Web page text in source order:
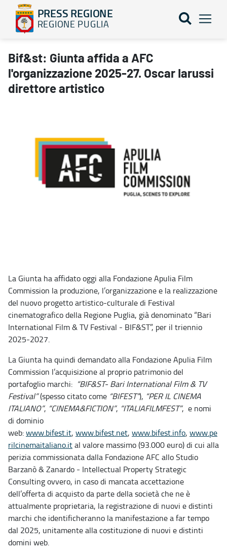
PRESS REGIONE
REGIONE PUGLIA
Bif&st: Giunta affida a AFC l'organizzazione 2025-27. Oscar
Bif&st: Giunta affida a AFC
l'organizzazione 2025-27. Oscar Iarussi
direttore artistico
La Giunta ha affidato oggi alla Fondazione Apulia Film
Commission la produzione, l’organizzazione e la realizzazione
del nuovo progetto artistico-culturale di Festival
cinematografico della Regione Puglia, già denominato “Bari
International Film & TV Festival - BIF&ST”, per il triennio
2025-2027.
La Giunta ha quindi demandatoalla Fondazione Apulia Film
Commission l’acquisizione al proprio patrimonio del
portafoglio marchi: “BIF&ST- Bari International Film & TV
Festival”(spesso citato come “BIFEST”), “PER IL CINEMA
ITALIANO”, “CINEMA&FICTION”, “ITALIAFILMFEST”, e nomi
di dominio
web:www.bifest.it, www.bifest.net, www.bifest.info, www.pe
rilcinemaitaliano.ital valore massimo (93.000 euro) di cui alla
perizia commissionata dalla Fondazione AFC allo Studio
Barzanò & Zanardo - Intellectual Property Strategic
Consulting ovvero, in caso di mancata accettazione
dell’offerta di acquisto da parte della società che ne è
attualmente proprietaria, la registrazione di nuovi e distinti
marchi che identificheranno la manifestazione a far tempo
dal 2025, unitamente alla costituzione di nuovi e distinti
domini web.